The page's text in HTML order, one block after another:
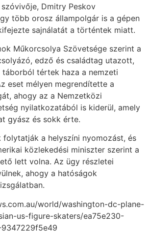
Dmitry Peskov
több orosz állampolgár is a gépen
sajnálatát a történtek miatt.
Műkorcsolya Szövetsége szerint a
edző és családtag utazott,
tértek haza a nemzeti
eset mélyen megrendítette a
ahogy az a Nemzetközi
nyilatkozatából is kiderül, amely
gyász és sokk érte.
folytatják a helyszíni nyomozást, és
közlekedési miniszter szerint a
lett volna. Az ügy részletei
ahogy a hatóságok
world/washington-dc-plane-
us-figure-skaters/ea75e230-